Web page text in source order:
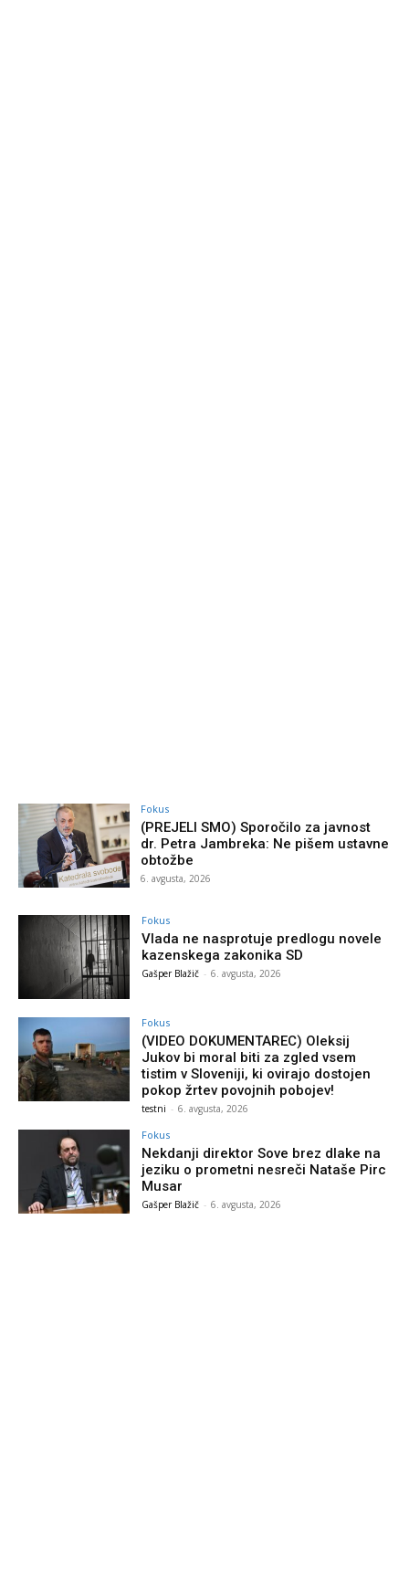
Fokus
(PREJELI SMO) Sporočilo za javnost
dr. Petra Jambreka: Ne pišem ustavne
obtožbe
6. avgusta, 2026
Fokus
Vlada ne nasprotuje predlogu novele
kazenskega zakonika SD
Gašper Blažič - 6. avgusta, 2026
Fokus
(VIDEO DOKUMENTAREC) Oleksij
Jukov bi moral biti za zgled vsem
tistim v Sloveniji, ki ovirajo dostojen
pokop žrtev povojnih pobojev!
testni - 6. avgusta, 2026
Fokus
Nekdanji direktor Sove brez dlake na
jeziku o prometni nesreči Nataše Pirc
Musar
Gašper Blažič - 6. avgusta, 2026